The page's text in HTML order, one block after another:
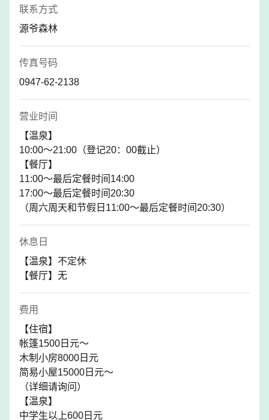
联系方式
源爷森林
传真号码
0947-62-2138
营业时间
【温泉】
10:00～21:00（登记20：00截止）
【餐厅】
11:00～最后定餐时间14:00
17:00～最后定餐时间20:30
（周六周天和节假日11:00～最后定餐时间20:30）
休息日
【温泉】不定休
【餐厅】无
费用
【住宿】
帐篷1500日元～
木制小房8000日元
简易小屋15000日元～
（详细请询问）
【温泉】
中学生以上600日元